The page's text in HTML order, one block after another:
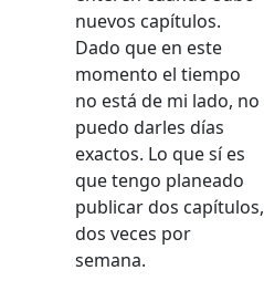
nuevos capítulos.
Dado que en este
momento el tiempo
no está de mi lado, no
puedo darles días
exactos. Lo que sí es
que tengo planeado
publicar dos capítulos,
dos veces por
semana.